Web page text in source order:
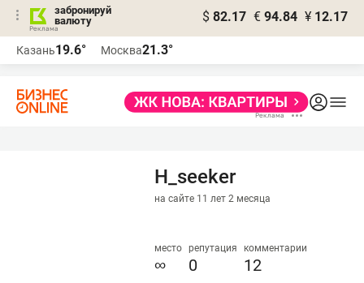
забронируй
валюту
$ 82.17 € 94.84 ¥ 12.17
Казань19.6° Москва21.3°
H_seeker
на сайте 11 лет 2 месяца
место
∞
репутация
0
комментарии
12